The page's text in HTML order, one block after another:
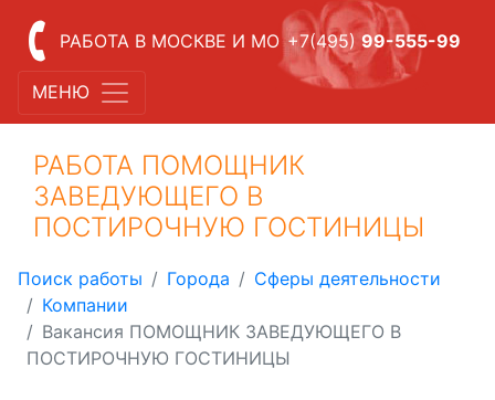
РАБОТА В МОСКВЕ И МО +7(495) 99-555-99
МЕНЮ
РАБОТА ПОМОЩНИК
ЗАВЕДУЮЩЕГО В
ПОСТИРОЧНУЮ ГОСТИНИЦЫ
Поиск работы Города
Сферы деятельности
Компании
Вакансия ПОМОЩНИК ЗАВЕДУЮЩЕГО В
ПОСТИРОЧНУЮ ГОСТИНИЦЫ